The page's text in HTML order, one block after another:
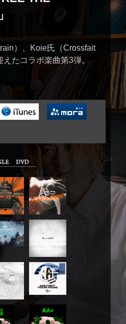
）、Koie氏（Crossfait
えたコラボ楽曲第3弾。